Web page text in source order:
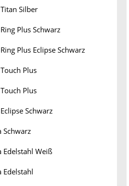
Silber
Plus Schwarz
Plus Eclipse Schwarz
Plus
Plus
Schwarz
Schwarz
Edelstahl Weiß
Edelstahl